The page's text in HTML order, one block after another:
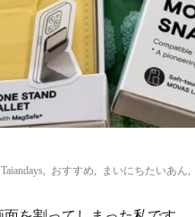
Taiandays おすすめ まいにちたいあん